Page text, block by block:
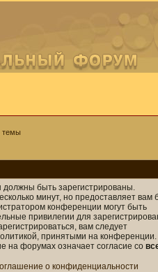
темы
быть зарегистрированы.
минут, но предоставляет вам
конференции могут быть
привилегии для
вам следует
принятыми на конференции.
на форумах означает согласие со
о конфиденциальности